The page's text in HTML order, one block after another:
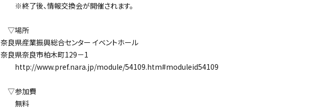
※終了後、情報交換会が開催されます。
▽場所
奈良県産業振興総合センター イベントホール
奈良県奈良市柏木町129－1
http://www.pref.nara.jp/module/54109.htm#moduleid54109
▽参加費
無料